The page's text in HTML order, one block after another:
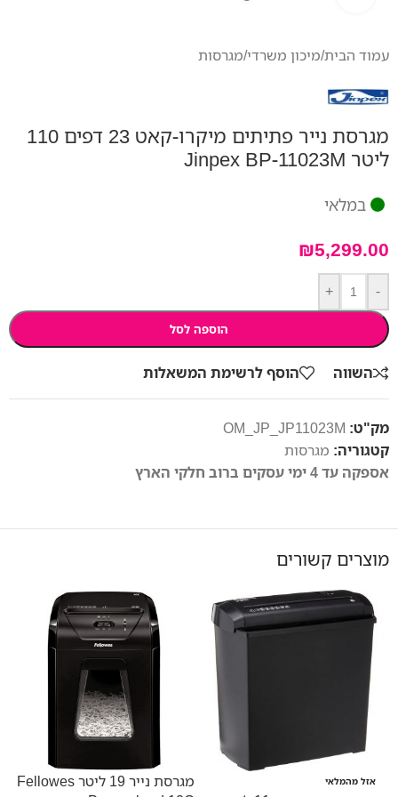
עמוד הבית/מיכון משרדי/מגרסות
מגרסת נייר פתיתים מיקרו-קאט 23 דפים 110
ליטר Jinpex BP-11023M
במלאי
₪5,299.00
-
+
הוספה לסל
השווה הוסף לרשימת המשאלות
מק"ט: OM_JP_JP11023M
קטגוריה: מגרסות
אספקה עד 4 ימי עסקים ברוב חלקי הארץ
מוצרים קשורים
אזל מהמלאי
מגרסת נייר 19 ליטר Fellowes